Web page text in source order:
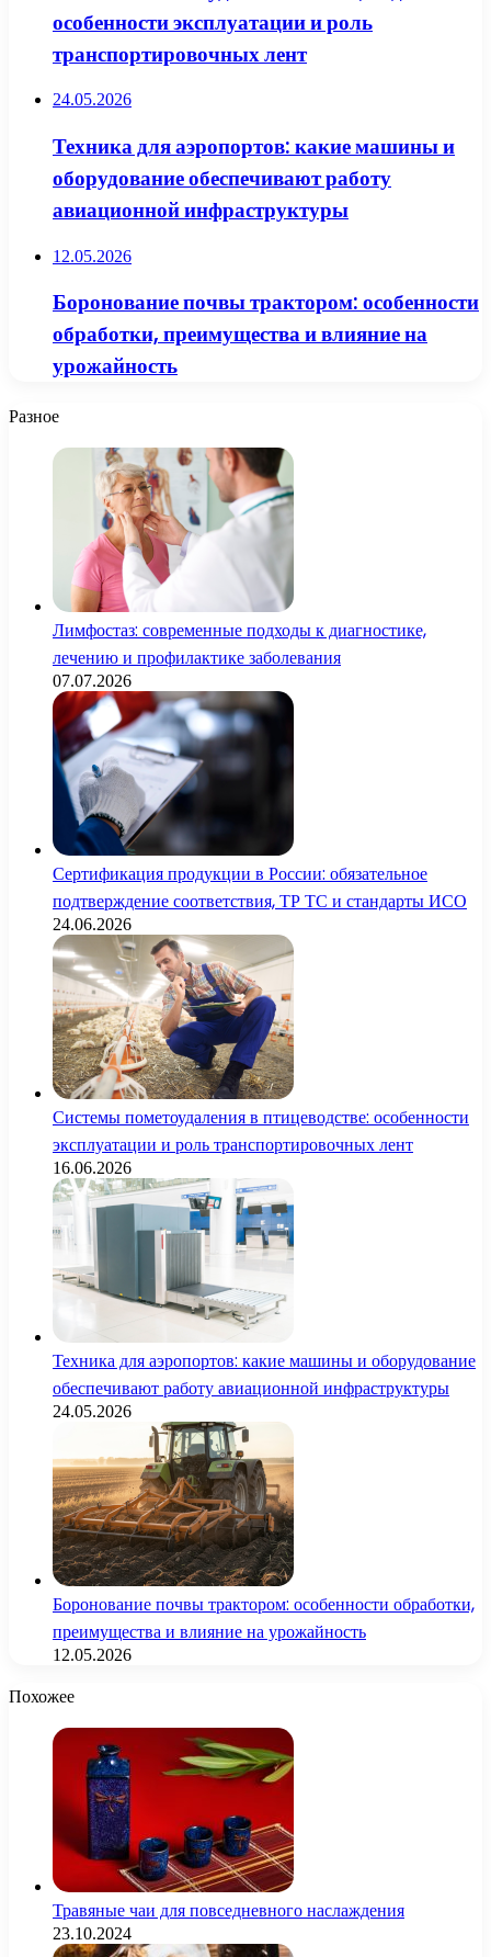
особенности эксплуатации и роль
транспортировочных лент
24.05.2026
Техника для аэропортов: какие машины и
оборудование обеспечивают работу
авиационной инфраструктуры
12.05.2026
Боронование почвы трактором: особенности
обработки, преимущества и влияние на
урожайность
Разное
Лимфостаз: современные подходы к диагностике,
лечению и профилактике заболевания
07.07.2026
Сертификация продукции в России: обязательное
подтверждение соответствия, ТР ТС и стандарты ИСО
24.06.2026
Системы пометоудаления в птицеводстве: особенности
эксплуатации и роль транспортировочных лент
16.06.2026
Техника для аэропортов: какие машины и оборудование
обеспечивают работу авиационной инфраструктуры
24.05.2026
Боронование почвы трактором: особенности обработки,
преимущества и влияние на урожайность
12.05.2026
Похожее
Травяные чаи для повседневного наслаждения
23.10.2024